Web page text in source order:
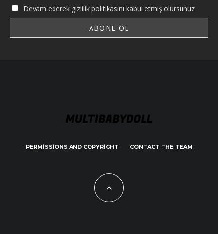
Devam ederek gizlilik politikasını kabul etmiş olursunuz
PERMISSIONS AND COPYRIGHT CONTACT THE TEAM